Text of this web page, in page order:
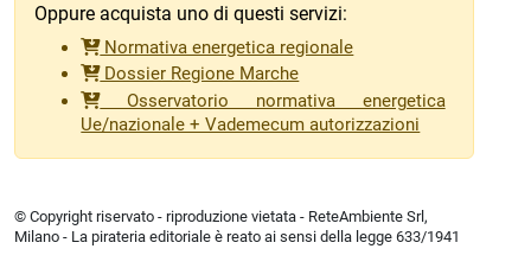
Oppure acquista uno di questi servizi:
Normativa energetica regionale
Dossier Regione Marche
Osservatorio normativa energetica
Ue/nazionale + Vademecum autorizzazioni
© Copyright riservato - riproduzione vietata - ReteAmbiente Srl,
Milano - La pirateria editoriale è reato ai sensi della legge 633/1941